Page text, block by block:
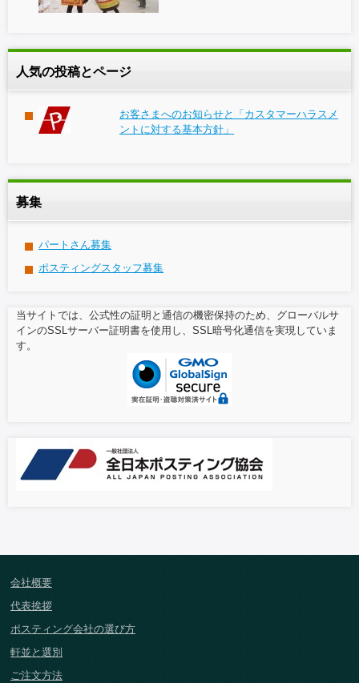
人気の投稿とページ
お客さまへのお知らせと「カスタマーハラスメ
ントに対する基本方針」
募集
パートさん募集
ポスティングスタッフ募集
当サイトでは、公式性の証明と通信の機密保持のため、グローバルサ
インのSSLサーバー証明書を使用し、SSL暗号化通信を実現していま
す。
会社概要
代表挨拶
ポスティング会社の選び方
軒並と選別
ご注文方法